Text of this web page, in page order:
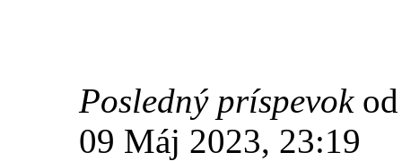
Posledný príspevok
09 Máj 2023, 23:19